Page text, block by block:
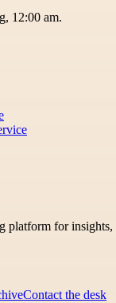
12:00 am.
platform for insights,
Contact the desk